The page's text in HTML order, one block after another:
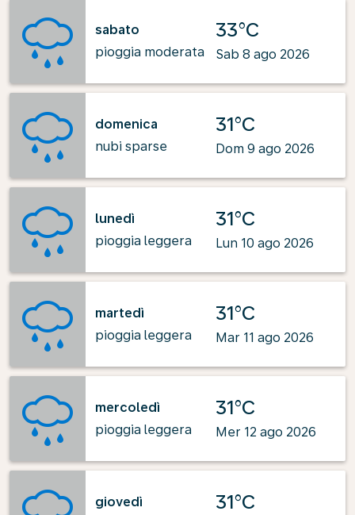
sabato
pioggia moderata
33°C
Sab 8 ago 2026
domenica
nubi sparse
31°C
Dom 9 ago 2026
lunedì
pioggia leggera
31°C
Lun 10 ago 2026
martedì
pioggia leggera
31°C
Mar 11 ago 2026
mercoledì
pioggia leggera
31°C
Mer 12 ago 2026
giovedì
31°C